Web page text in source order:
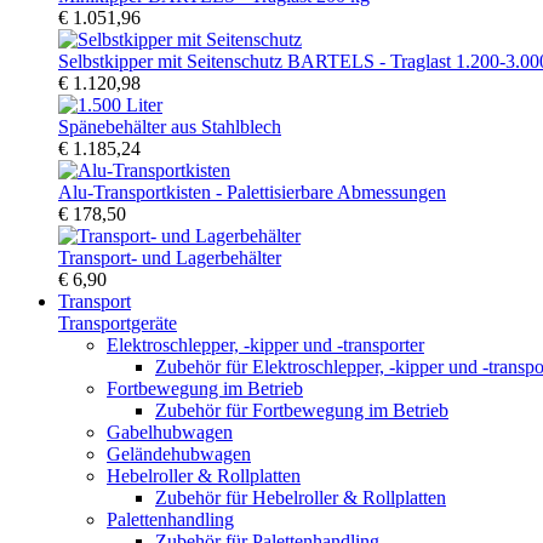
€ 1.051,96
Selbstkipper mit Seitenschutz BARTELS - Traglast 1.200-
€ 1.120,98
Spänebehälter aus Stahlblech
€ 1.185,24
Alu-Transportkisten - Palettisierbare Abmessungen
€ 178,50
Transport- und Lagerbehälter
€ 6,90
Transport
Transportgeräte
Elektroschlepper, -kipper und -transporter
Zubehör für Elektroschlepper, -kipper und -
Fortbewegung im Betrieb
Zubehör für Fortbewegung im Betrieb
Gabelhubwagen
Geländehubwagen
Hebelroller & Rollplatten
Zubehör für Hebelroller & Rollplatten
Palettenhandling